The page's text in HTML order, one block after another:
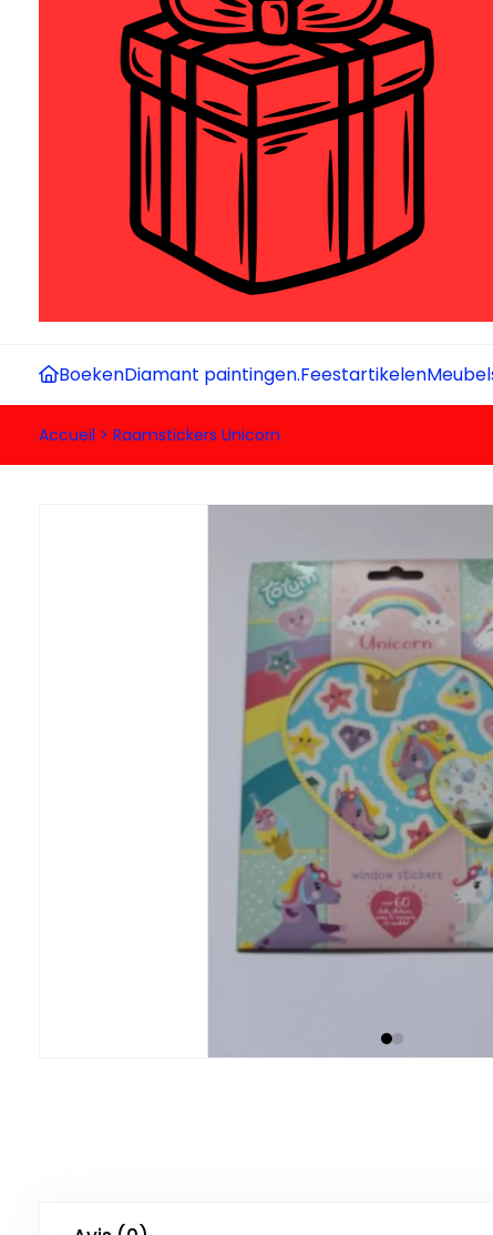
BoekenDiamant paintingen.Feestartikelen
Accueil > Raamstickers Unicorn